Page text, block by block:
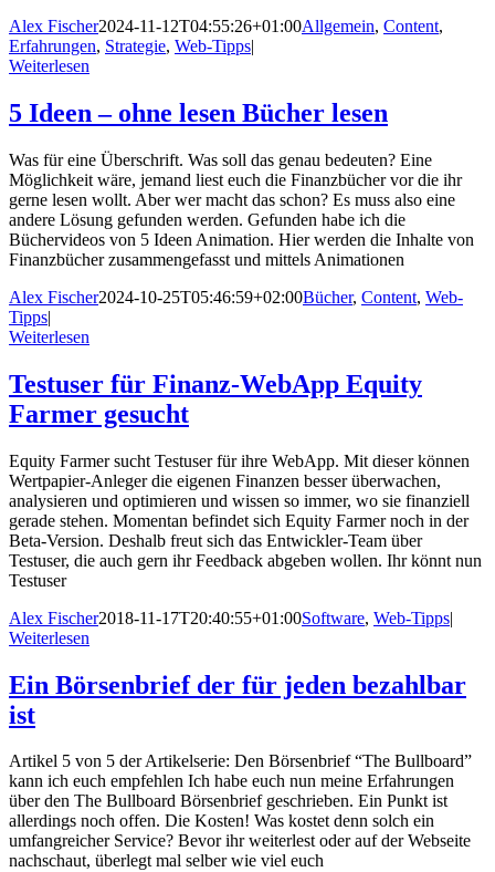
Alex Fischer2024-11-12T04:55:26+01:00Allgemein, Content,
Erfahrungen, Strategie, Web-Tipps|
Weiterlesen
5 Ideen – ohne lesen Bücher lesen
Was für eine Überschrift. Was soll das genau bedeuten? Eine
Möglichkeit wäre, jemand liest euch die Finanzbücher vor die ihr
gerne lesen wollt. Aber wer macht das schon? Es muss also eine
andere Lösung gefunden werden. Gefunden habe ich die
Büchervideos von 5 Ideen Animation. Hier werden die Inhalte von
Finanzbücher zusammengefasst und mittels Animationen
Alex Fischer2024-10-25T05:46:59+02:00Bücher, Content, Web-
Tipps|
Weiterlesen
Testuser für Finanz-WebApp Equity
Farmer gesucht
Equity Farmer sucht Testuser für ihre WebApp. Mit dieser können
Wertpapier-Anleger die eigenen Finanzen besser überwachen,
analysieren und optimieren und wissen so immer, wo sie finanziell
gerade stehen. Momentan befindet sich Equity Farmer noch in der
Beta-Version. Deshalb freut sich das Entwickler-Team über
Testuser, die auch gern ihr Feedback abgeben wollen. Ihr könnt nun
Testuser
Alex Fischer2018-11-17T20:40:55+01:00Software, Web-Tipps|
Weiterlesen
Ein Börsenbrief der für jeden bezahlbar
ist
Artikel 5 von 5 der Artikelserie: Den Börsenbrief “The Bullboard”
kann ich euch empfehlen Ich habe euch nun meine Erfahrungen
über den The Bullboard Börsenbrief geschrieben. Ein Punkt ist
allerdings noch offen. Die Kosten! Was kostet denn solch ein
umfangreicher Service? Bevor ihr weiterlest oder auf der Webseite
nachschaut, überlegt mal selber wie viel euch